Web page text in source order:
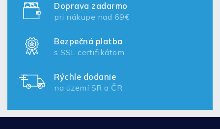
Doprava zadarmo
pri nákupe nad 69€
Bezpečná platba
s SSL certifikátom
Rýchle dodanie
na území SR a ČR